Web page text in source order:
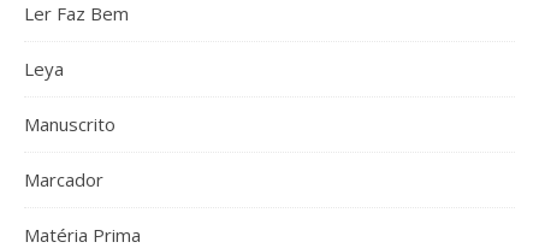
Ler Faz Bem
Leya
Manuscrito
Marcador
Matéria Prima